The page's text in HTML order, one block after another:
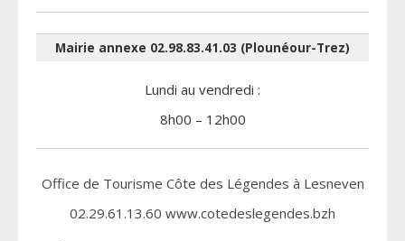
Mairie annexe 02.98.83.41.03 (Plounéour-Trez)
Lundi au vendredi :
8h00 – 12h00
Office de Tourisme Côte des Légendes à Lesneven
02.29.61.13.60 www.cotedeslegendes.bzh